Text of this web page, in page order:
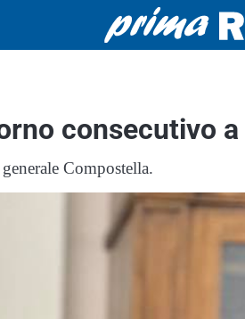
consecutivo
Compostella.